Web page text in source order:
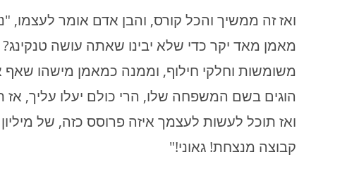
ואז זה ממשיך והכל קורס, והבן אדם אומר לעצמו,
מאמן מאד יקר כדי שלא יבינו שאתה עושה
משומשות וחלקי חילוף, וממנה כמאמן מישהו
הוגים בשם המשפחה שלו, הרי כולם יעלו עליך,
קבוצה מנצחת! גאוני!"